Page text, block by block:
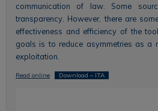
communication of law. Some
transparency. However, there are
effectiveness and efficiency of the
goals is to reduce asymmetries as a
exploitation.
Read online Download – ITA